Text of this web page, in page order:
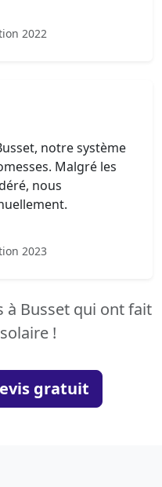
2022
notre système
Malgré les
nous
2023
à Busset qui ont fait
!
gratuit